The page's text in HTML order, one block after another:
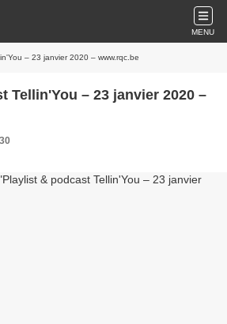
MENU
– 23 janvier 2020 – www.rqc.be
Tellin'You – 23 janvier 2020 –